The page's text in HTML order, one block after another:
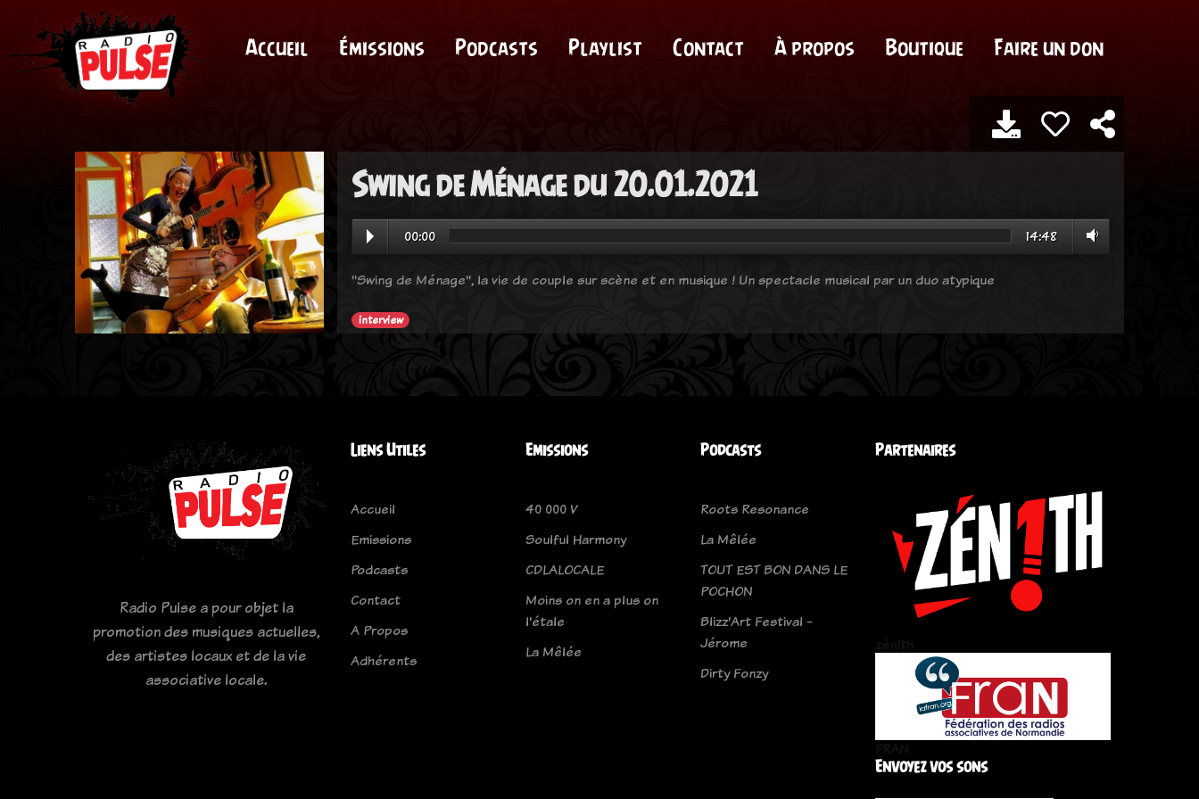
Accueil Émissions Podcasts Playlist Contact À propos Boutique Faire un don
Swing de Ménage du 20.01.2021
00:00 14:48
"Swing de Ménage", la vie de couple sur scène et en musique ! Un spectacle musical par un duo atypique
interview
Radio Pulse a pour objet la
promotion des musiques actuelles,
des artistes locaux et de la vie
associative locale.
Liens Utiles
Accueil
Emissions
Podcasts
Contact
A Propos
Adhérents
Emissions
40 000 V
Soulful Harmony
CDLALOCALE
Moins on en a plus on
l'étale
La Mêlée
Podcasts
Roots Resonance
La Mêlée
TOUT EST BON DANS LE
POCHON
Blizz'Art Festival -
Jérome
Dirty Fonzy
Partenaires
Envoyez vos sons